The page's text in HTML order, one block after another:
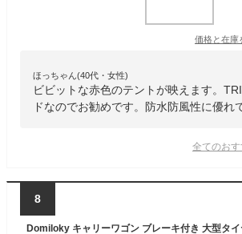
価格と在庫
ほっちゃん(40代・女性)
ビビットな赤色のテントが映えます。
ドなのでお勧めです。防水防風性に優れ
全てのおす
8